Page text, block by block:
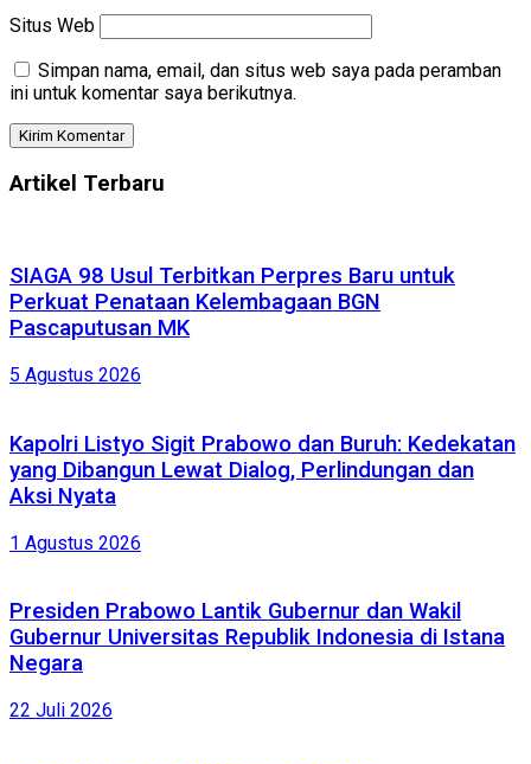
Situs Web
Simpan nama, email, dan situs web saya pada peramban
ini untuk komentar saya berikutnya.
Artikel Terbaru
SIAGA 98 Usul Terbitkan Perpres Baru untuk
Perkuat Penataan Kelembagaan BGN
Pascaputusan MK
5 Agustus 2026
Kapolri Listyo Sigit Prabowo dan Buruh: Kedekatan
yang Dibangun Lewat Dialog, Perlindungan dan
Aksi Nyata
1 Agustus 2026
Presiden Prabowo Lantik Gubernur dan Wakil
Gubernur Universitas Republik Indonesia di Istana
Negara
22 Juli 2026